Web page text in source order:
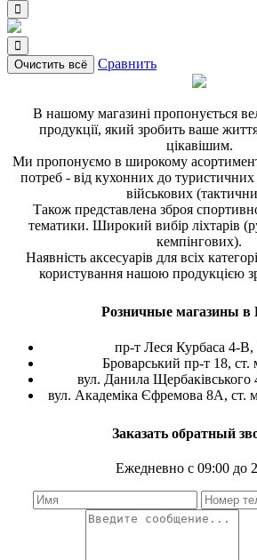
Очистить всё Сравнить
В нашому магазині пропонується
продукції, який зробить ваше
цікавішим.
Ми пропонуємо в широкому
потреб - від кухонних до
військових
Також представлена зброя
тематики. Широкий вибір ліхтарів
кемпінгових).
Наявність аксесуарів для всіх
користування нашою продукцією
Розничные магазины в
пр-т Леся Курбаса 4-В,
Броварський пр-т 18, ст.
вул. Данила
вул. Академіка Єфремова 8А, ст.
Заказать обратный
Ежедневно с 09:00 до